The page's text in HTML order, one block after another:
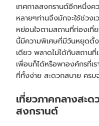
เทศกาลสงกรานต์อีกหนึ่งค
หลายๆท่านจึงมักจะใช้ช่วง
หย่อนใจตามสถานที่ท่องเที่
นี้มีความพิเศษที่มีวันหยุดตั้ง
เดียว พลาดไม่ได้กับสถาน
เพื่อนก็ได้หรือพาองค์กรที่เ
ที่ทั้งง่าย สะดวกสบาย คร
เที่ยวภาคกลางสะ
สงกรานต์